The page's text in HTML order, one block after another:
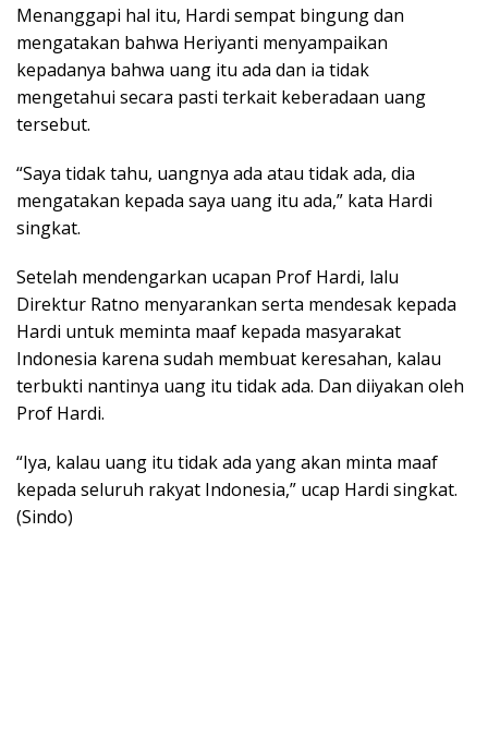
Menanggapi hal itu, Hardi sempat bingung dan
mengatakan bahwa Heriyanti menyampaikan
kepadanya bahwa uang itu ada dan ia tidak
mengetahui secara pasti terkait keberadaan uang
tersebut.
“Saya tidak tahu, uangnya ada atau tidak ada, dia
mengatakan kepada saya uang itu ada,” kata Hardi
singkat.
Setelah mendengarkan ucapan Prof Hardi, lalu
Direktur Ratno menyarankan serta mendesak kepada
Hardi untuk meminta maaf kepada masyarakat
Indonesia karena sudah membuat keresahan, kalau
terbukti nantinya uang itu tidak ada. Dan diiyakan oleh
Prof Hardi.
“Iya, kalau uang itu tidak ada yang akan minta maaf
kepada seluruh rakyat Indonesia,” ucap Hardi singkat.
(Sindo)